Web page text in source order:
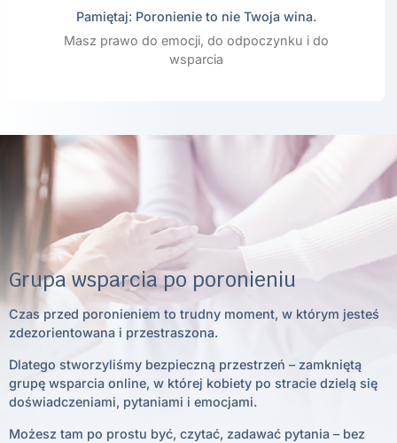
Pamiętaj: Poronienie to nie Twoja wina.
Masz prawo do emocji, do odpoczynku i do
wsparcia
Grupa wsparcia po poronieniu
Czas przed poronieniem to trudny moment, w którym jesteś
zdezorientowana i przestraszona.
Dlatego stworzyliśmy bezpieczną przestrzeń – zamkniętą
grupę wsparcia online, w której kobiety po stracie dzielą się
doświadczeniami, pytaniami i emocjami.
Możesz tam po prostu być, czytać, zadawać pytania – bez